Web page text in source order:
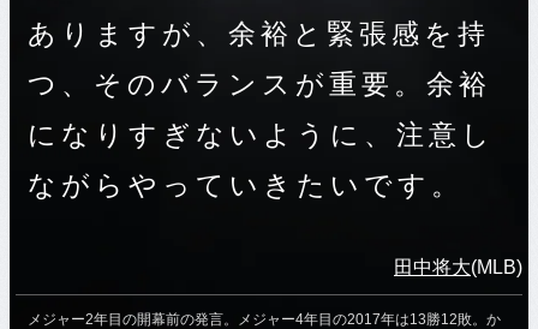
ありますが、余裕と緊張感を持
つ、そのバランスが重要。余裕
になりすぎないように、注意し
ながらやっていきたいです。
田中将大(MLB)
メジャー2年目の開幕前の発言。メジャー4年目の2017年は13勝12敗。か